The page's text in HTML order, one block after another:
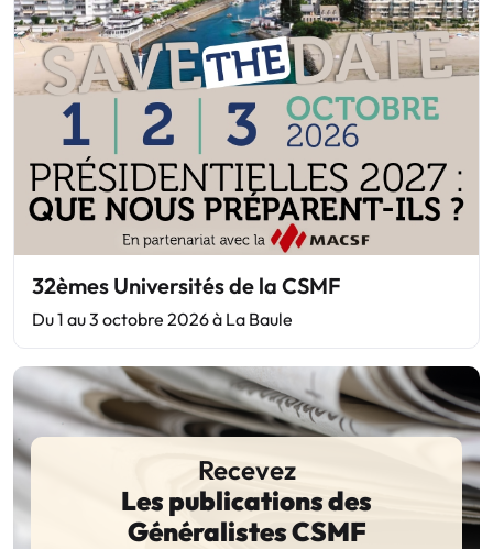
32èmes Universités de la CSMF
Du 1 au 3 octobre 2026 à La Baule
Recevez
Les publications des
Généralistes CSMF